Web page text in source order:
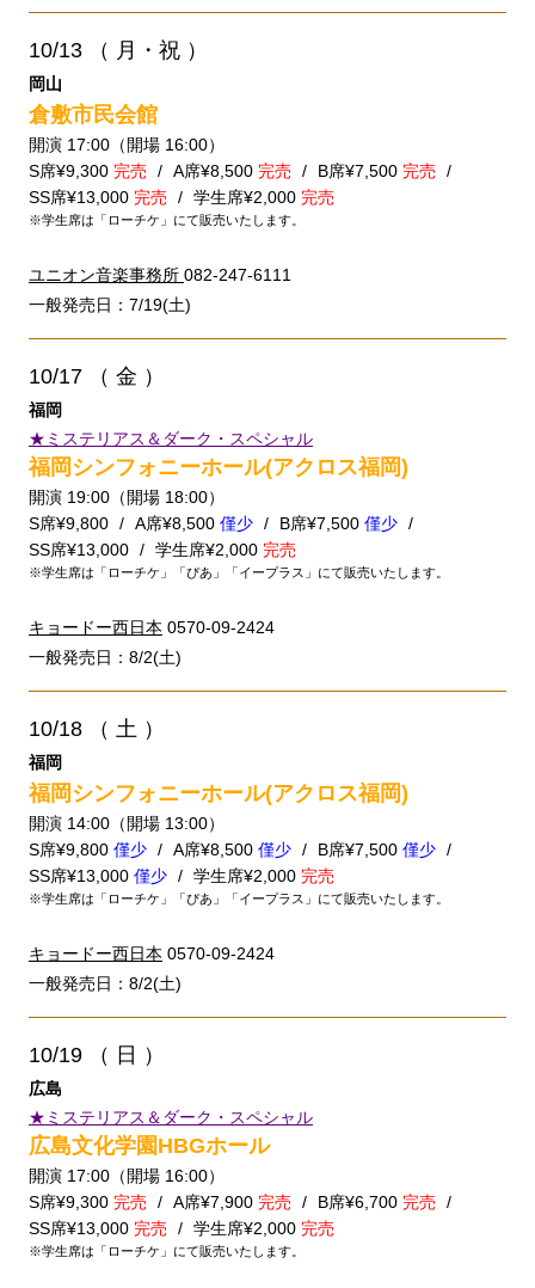
10/13 （ 月・祝 ）
岡山
倉敷市民会館
開演 17:00（開場 16:00）
S席¥9,300 完売 A席¥8,500 完売 B席¥7,500 完売
SS席¥13,000 完売 学生席¥2,000 完売
※学生席は「ローチケ」にて販売いたします。
ユニオン音楽事務所 082-247-6111
一般発売日：7/19(土)
10/17 （ 金 ）
福岡
★ミステリアス＆ダーク・スペシャル
福岡シンフォニーホール(アクロス福岡)
開演 19:00（開場 18:00）
S席¥9,800
A席¥8,500 僅少 B席¥7,500 僅少
SS席¥13,000
学生席¥2,000 完売
※学生席は「ローチケ」「ぴあ」「イープラス」にて販売いたします。
キョードー西日本 0570-09-2424
一般発売日：8/2(土)
10/18 （ 土 ）
福岡
福岡シンフォニーホール(アクロス福岡)
開演 14:00（開場 13:00）
S席¥9,800 僅少 A席¥8,500 僅少 B席¥7,500 僅少
SS席¥13,000 僅少 学生席¥2,000 完売
※学生席は「ローチケ」「ぴあ」「イープラス」にて販売いたします。
キョードー西日本 0570-09-2424
一般発売日：8/2(土)
10/19 （ 日 ）
広島
★ミステリアス＆ダーク・スペシャル
広島文化学園HBGホール
開演 17:00（開場 16:00）
S席¥9,300 完売 A席¥7,900 完売 B席¥6,700 完売
SS席¥13,000 完売 学生席¥2,000 完売
※学生席は「ローチケ」にて販売いたします。